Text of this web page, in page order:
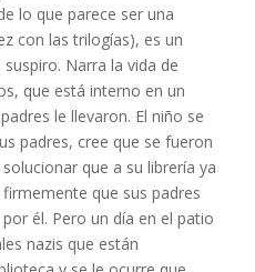
lo que parece ser una
con las trilogías), es un
Narra la vida de
que está interno en un
le llevaron. El niño se
padres, cree que se fueron
que a su librería ya
que sus padres
él. Pero un día en el patio
nazis que están